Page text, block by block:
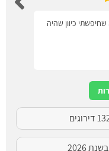
כיוון שהיה
2026